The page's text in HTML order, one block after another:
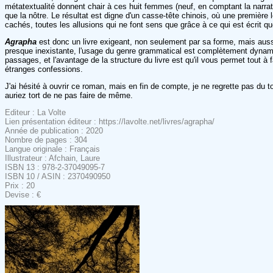
métatextualité donnent chair à ces huit femmes (neuf, en comptant la
que la nôtre. Le résultat est digne d'un casse-tête chinois, où une
cachés, toutes les allusions qui ne font sens que grâce à ce qui est écrit
Agrapha est donc un livre exigeant, non seulement par sa forme, mais
presque inexistante, l'usage du genre grammatical est complètement
passages, et l'avantage de la structure du livre est qu'il vous permet tout
étranges confessions.
J'ai hésité à ouvrir ce roman, mais en fin de compte, je ne regrette pas
auriez tort de ne pas faire de même.
Editeur : La Volte
Lien présentation éditeur : https://lavolte.net/livres/agrapha/
Année de publication : 2020
Nombre de pages : 304
Langue originale : Français
Illustrateur : Afchain, Laure
ISBN 13 : 978-2-37049095-7
ISBN 10 / ASIN : 2370490950
Prix : 20
Devise : €